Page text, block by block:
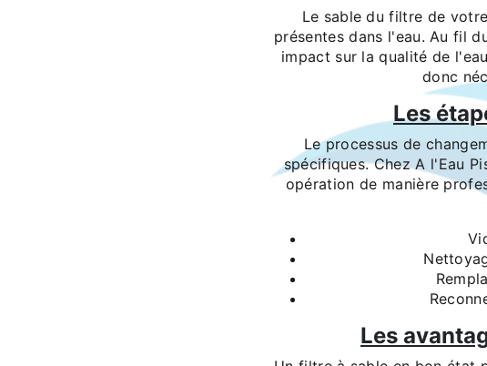
Le sable du filtre de
présentes dans l'eau. Au fil
impact sur la qualité de
donc
Les
Le processus de
spécifiques. Chez A l'Eau
opération de manière
Les